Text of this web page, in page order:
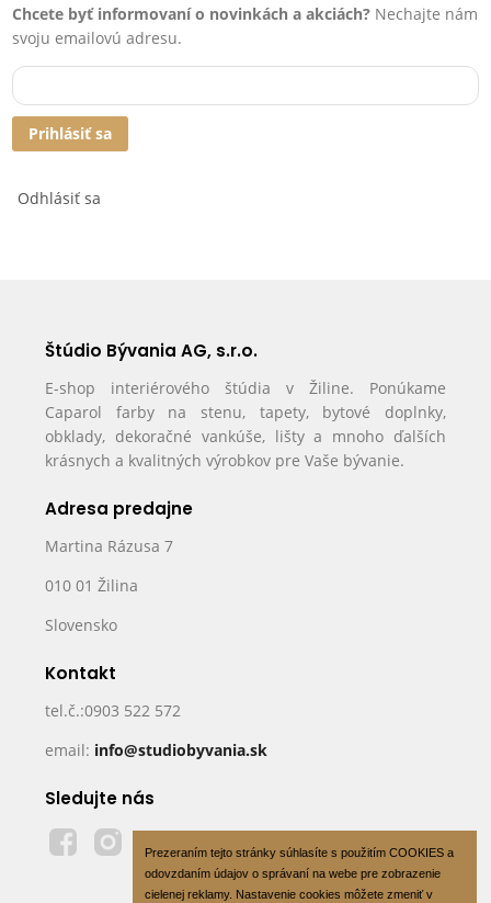
Prezeraním tejto stránky súhlasíte s použitím COOKIES a
odovzdaním údajov o správaní na webe pre zobrazenie
cielenej reklamy. Nastavenie cookies môžete zmeniť v
Chcete byť informovaní o novinkách a akciách? Nechajte nám
svoju emailovú adresu.
Prihlásiť sa
Odhlásiť sa
Štúdio Bývania AG, s.r.o.
E-shop interiérového štúdia v Žiline. Ponúkame
Caparol farby na stenu, tapety, bytové doplnky,
obklady, dekoračné vankúše, lišty a mnoho ďalších
krásnych a kvalitných výrobkov pre Vaše bývanie.
Adresa predajne
Martina Rázusa 7
010 01 Žilina
Slovensko
Kontakt
tel.č.:0903 522 572
email: info@studiobyvania.sk
Sledujte nás